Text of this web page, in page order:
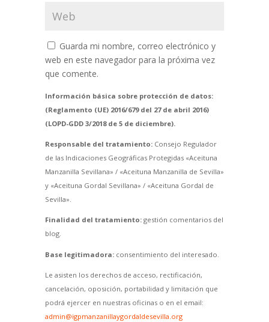
Guarda mi nombre, correo electrónico y
web en este navegador para la próxima vez
que comente.
Información básica sobre protección de datos:
(Reglamento (UE) 2016/679 del 27 de abril 2016)
(LOPD-GDD 3/2018 de 5 de diciembre).
Responsable del tratamiento:Consejo Regulador
de las Indicaciones Geográficas Protegidas «Aceituna
Manzanilla Sevillana» / «Aceituna Manzanilla de Sevilla»
y «Aceituna Gordal Sevillana» / «Aceituna Gordal de
Sevilla».
Finalidad del tratamiento:gestión comentarios del
blog.
Base legitimadora:consentimiento del interesado.
Le asisten los derechos de acceso, rectificación,
cancelación, oposición, portabilidad y limitación que
podrá ejercer en nuestras oficinas o en el email:
admin@igpmanzanillaygordaldesevilla.org